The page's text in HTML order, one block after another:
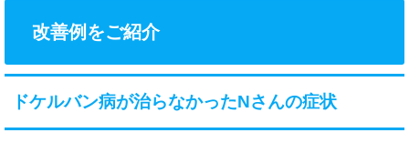
改善例をご紹介
ドケルバン病が治らなかったNさんの症状